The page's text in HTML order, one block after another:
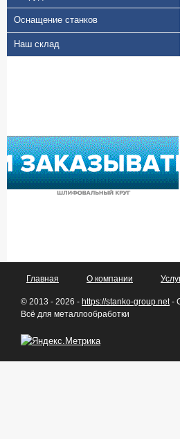
Оснащение станков
Наш склад
Главная О компании
© 2013 - 2026 - https://stanko-group.net-
Всё для металлообработки